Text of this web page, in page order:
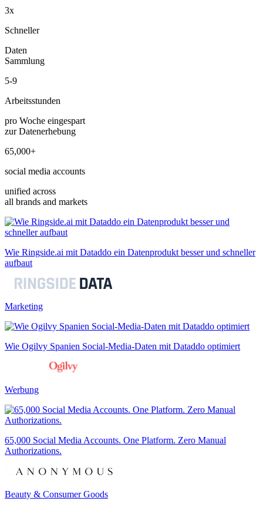
3x
Schneller
Daten
Sammlung
5-9
Arbeitsstunden
pro Woche eingespart
zur Datenerhebung
65,000+
social media accounts
unified across
all brands and markets
Wie Ringside.ai mit Dataddo ein Datenprodukt besser und schneller
aufbaut
Marketing
Wie Ogilvy Spanien Social-Media-Daten mit Dataddo optimiert
Werbung
65,000 Social Media Accounts. One Platform. Zero Manual
Authorizations.
Beauty & Consumer Goods